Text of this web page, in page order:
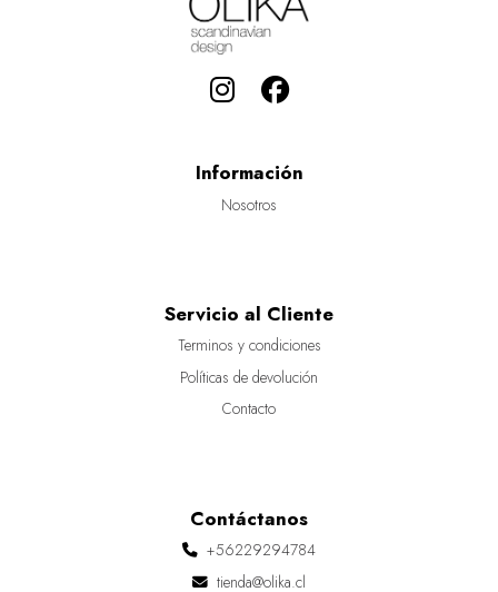
Información
Nosotros
Servicio al Cliente
Terminos y condiciones
Políticas de devolución
Contacto
Contáctanos
+56229294784
tienda@olika.cl